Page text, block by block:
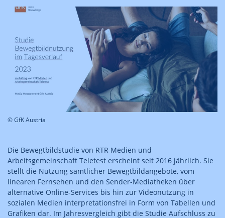
© GfK Austria
Die Bewegtbildstudie von RTR Medien und
Arbeitsgemeinschaft Teletest erscheint seit 2016 jährlich. Sie
stellt die Nutzung sämtlicher Bewegtbildangebote, vom
linearen Fernsehen und den Sender-Mediatheken über
alternative Online-Services bis hin zur Videonutzung in
sozialen Medien interpretationsfrei in Form von Tabellen und
Grafiken dar. Im Jahresvergleich gibt die Studie Aufschluss zu